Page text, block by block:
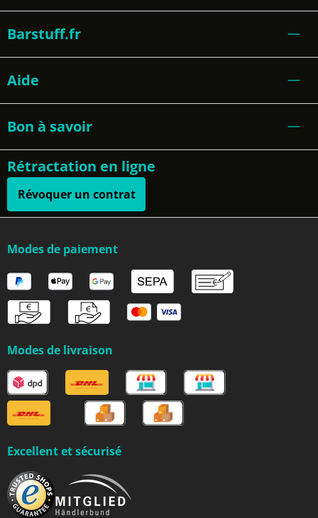
Barstuff.fr
Aide
Bon à savoir
Rétractation en ligne
Révoquer un contrat
Modes de paiement
Modes de livraison
Excellent et sécurisé